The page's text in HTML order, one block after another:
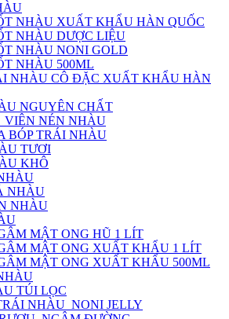
NHÀU XUẤT KHẨU HÀN QUỐC
NHÀU DƯỢC LIỆU
NHÀU NONI GOLD
NHÀU 500ML
NHÀU CÔ ĐẶC XUẤT KHẨU HÀN
NGUYÊN CHẤT
NÉN NHÀU
BÓP TRÁI NHÀU
TƯƠI
KHÔ
NHÀU
NHÀU
MẬT ONG HŨ 1 LÍT
MẬT ONG XUẤT KHẨU 1 LÍT
MẬT ONG XUẤT KHẨU 500ML
TÚI LỌC
NHÀU_NONI JELLY